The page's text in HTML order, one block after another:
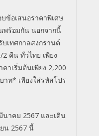
ข้อเสนอราคาพิเศษ
พร้อมกัน นอกจากนี้
บเทศกาลสงกรานต์
คืน ทั่วไทย เพียง
าเริ่มต้นเพียง 2,200
ท* เพียงใส่รหัสโปร
นาคม 2567 และเดิน
น 2567 นี้